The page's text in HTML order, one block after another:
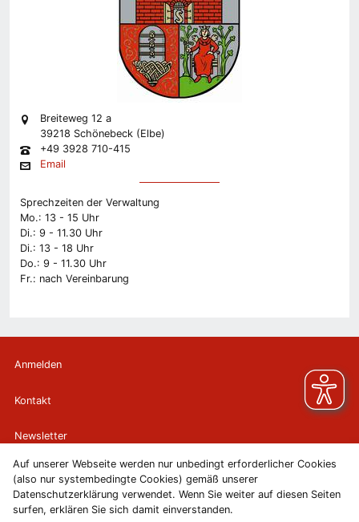
Auf unserer Webseite werden nur unbedingt erforderlicher Cookies
(also nur systembedingte Cookies) gemäß unserer
Datenschutzerklärung verwendet. Wenn Sie weiter auf diesen Seiten
surfen, erklären Sie sich damit einverstanden.
Breiteweg 12 a
39218 Schönebeck (Elbe)
+49 3928 710-415
Email
Sprechzeiten der Verwaltung
Mo.: 13 - 15 Uhr
Di.: 9 - 11.30 Uhr
Di.: 13 - 18 Uhr
Do.: 9 - 11.30 Uhr
Fr.: nach Vereinbarung
Anmelden
Kontakt
Newsletter
Newsletterabmeldung
Impressum